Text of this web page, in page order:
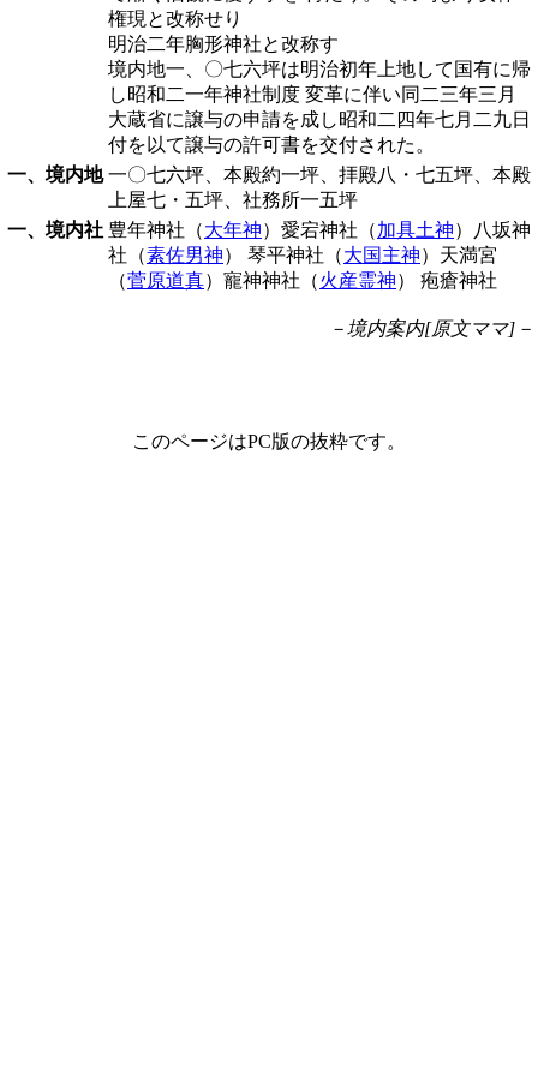
権現と改称せり
明治二年胸形神社と改称す
境内地一、〇七六坪は明治初年上地して国有に帰
し昭和二一年神社制度 変革に伴い同二三年三月
大蔵省に譲与の申請を成し昭和二四年七月二九日
付を以て譲与の許可書を交付された。
一、境内地 一〇七六坪、本殿約一坪、拝殿八・七五坪、本殿
上屋七・五坪、社務所一五坪
一、境内社 豊年神社（大年神）愛宕神社（加具土神）八坂神
社（素佐男神） 琴平神社（大国主神）天満宮
（菅原道真）寵神神社（火産霊神） 疱瘡神社
－境内案内[原文ママ]－
このページはPC版の抜粋です。